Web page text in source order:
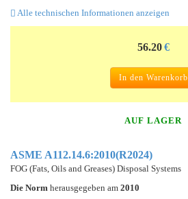
Alle technischen Informationen anzeigen
56.20 €
In den Warenkorb
AUF LAGER
ASME A112.14.6:2010(R2024)
FOG (Fats, Oils and Greases) Disposal Systems
Die Norm herausgegeben am 2010